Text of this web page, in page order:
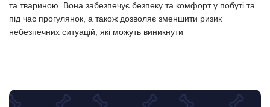
та твариною. Вона забезпечує безпеку та комфорт у побуті та
під час прогулянок, а також дозволяє зменшити ризик
небезпечних ситуацій, які можуть виникнути